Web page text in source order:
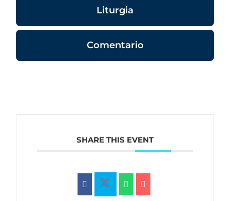
Liturgia
Comentario
SHARE THIS EVENT